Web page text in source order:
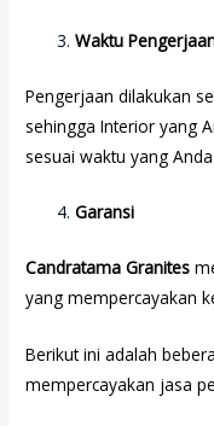
Waktu
Pengerjaan dilakukan
sehingga Interior yang
sesuai waktu yang
Garansi
Candratama Granites
yang mempercayakan
Berikut ini adalah
mempercayakan jasa